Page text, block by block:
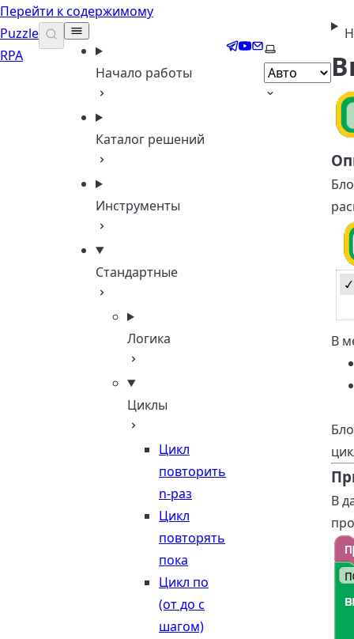
Перейти к содержимому
Puzzle
RPA
Начало работы
Каталог решений
Инструменты
Стандартные
Логика
Циклы
Цикл
повторить
n-раз
Цикл
повторять
пока
Цикл по
(от до с
шагом)
Telegram
YouTube
EmailВыберите
В
В